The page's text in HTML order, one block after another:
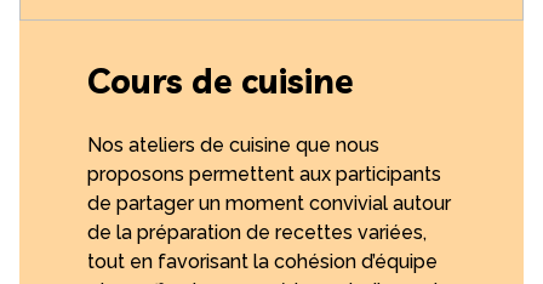
Cours de cuisine
Nos ateliers de cuisine que nous
proposons permettent aux participants
de partager un moment convivial autour
de la préparation de recettes variées,
tout en favorisant la cohésion d’équipe